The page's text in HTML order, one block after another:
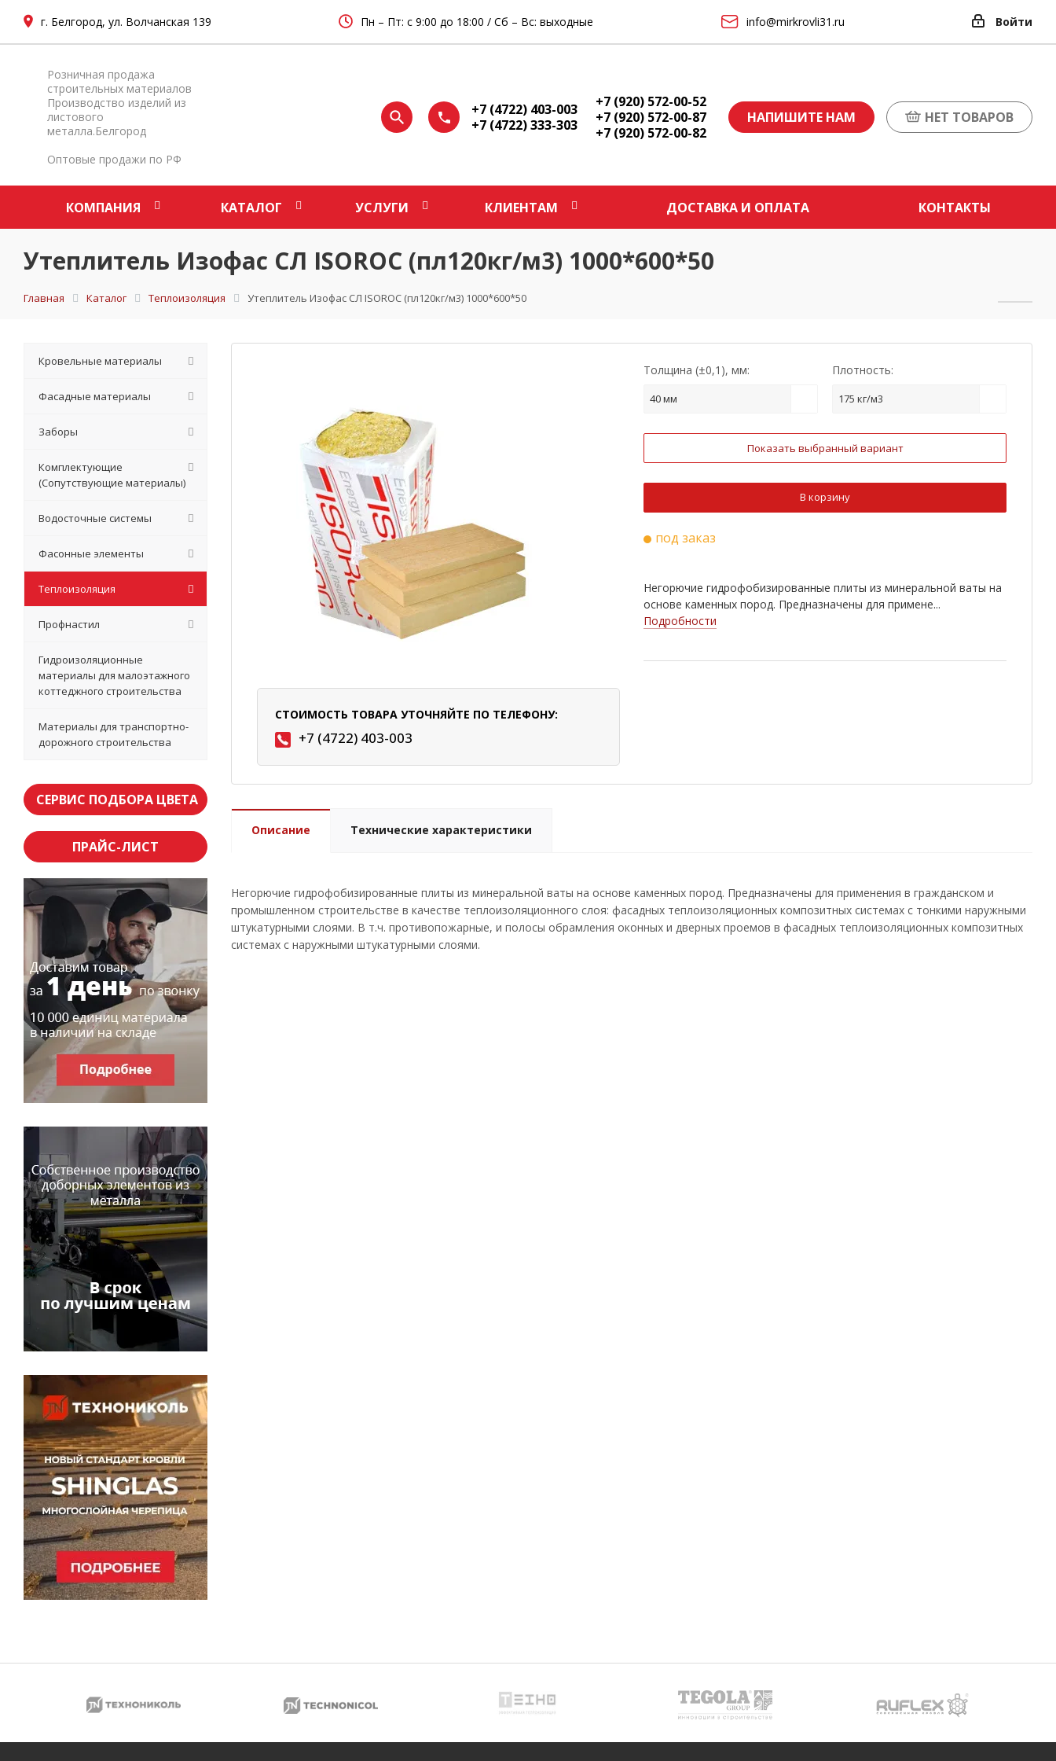
г. Белгород, ул. Волчанская 139 Пн – Пт: с 9:00 до 18:00 / Сб – Вс: выходные info@mirkrovli31.ru Войти
Розничная продажа
строительных материалов
Производство изделий из
листового
металла.Белгород
Оптовые продажи по РФ
+7 (4722) 403-003
+7 (4722) 333-303
+7 (920) 572-00-52
+7 (920) 572-00-87
+7 (920) 572-00-82
НАПИШИТЕ НАМ НЕТ ТОВАРОВ
КОМПАНИЯ КАТАЛОГ УСЛУГИ КЛИЕНТАМ ДОСТАВКА И ОПЛАТА КОНТАКТЫ
Утеплитель Изофас СЛ ISOROC (пл120кг/м3) 1000*600*50
Главная Каталог Теплоизоляция Утеплитель Изофас СЛ ISOROC (пл120кг/м3) 1000*600*50
СТОИМОСТЬ ТОВАРА УТОЧНЯЙТЕ ПО ТЕЛЕФОНУ:
+7 (4722) 403-003
Толщина (±0,1), мм:
40 мм
Плотность:
175 кг/м3
Показать выбранный вариант
В корзину
под заказ
Негорючие гидрофобизированные плиты из минеральной ваты на
основе каменных пород. Предназначены для примене...
Подробности
Описание Технические характеристики
Негорючие гидрофобизированные плиты из минеральной ваты на основе каменных пород. Предназначены для применения в гражданском и
промышленном строительстве в качестве теплоизоляционного слоя: фасадных теплоизоляционных композитных системах с тонкими наружными
штукатурными слоями. В т.ч. противопожарные, и полосы обрамления оконных и дверных проемов в фасадных теплоизоляционных композитных
системах с наружными штукатурными слоями.
Кровельные материалы
Фасадные материалы
Заборы
Комплектующие
(Сопутствующие материалы)
Водосточные системы
Фасонные элементы
Теплоизоляция
Профнастил
Гидроизоляционные
материалы для малоэтажного
коттеджного строительства
Материалы для транспортно-
дорожного строительства
СЕРВИС ПОДБОРА ЦВЕТА
ПРАЙС-ЛИСТ